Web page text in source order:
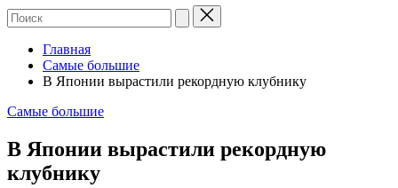
Главная
Самые большие
В Японии вырастили рекордную клубнику
Опубликовано
Самые большие
В Японии вырастили рекордную
клубнику